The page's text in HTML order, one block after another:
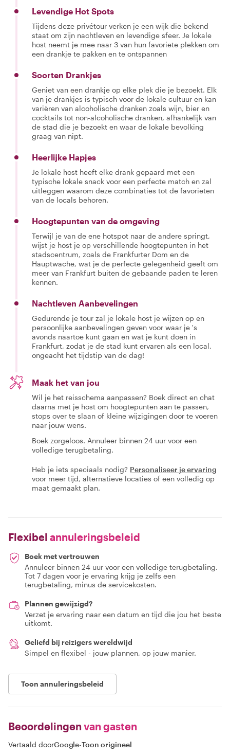
Levendige Hot Spots
Tijdens deze privétour verken je een wijk die bekend
staat om zijn nachtleven en levendige sfeer. Je lokale
host neemt je mee naar 3 van hun favoriete plekken om
een drankje te pakken en te ontspannen
Soorten Drankjes
Geniet van een drankje op elke plek die je bezoekt. Elk
van je drankjes is typisch voor de lokale cultuur en kan
variëren van alcoholische dranken zoals wijn, bier en
cocktails tot non-alcoholische dranken, afhankelijk van
de stad die je bezoekt en waar de lokale bevolking
graag van nipt.
Heerlijke Hapjes
Je lokale host heeft elke drank gepaard met een
typische lokale snack voor een perfecte match en zal
uitleggen waarom deze combinaties tot de favorieten
van de locals behoren.
Hoogtepunten van de omgeving
Terwijl je van de ene hotspot naar de andere springt,
wijst je host je op verschillende hoogtepunten in het
stadscentrum, zoals de Frankfurter Dom en de
Hauptwache, wat je de perfecte gelegenheid geeft om
meer van Frankfurt buiten de gebaande paden te leren
kennen.
Nachtleven Aanbevelingen
Gedurende je tour zal je lokale host je wijzen op en
persoonlijke aanbevelingen geven voor waar je 's
avonds naartoe kunt gaan en wat je kunt doen in
Frankfurt, zodat je de stad kunt ervaren als een local,
ongeacht het tijdstip van de dag!
Maak het van jou
Wil je het reisschema aanpassen? Boek direct en chat
daarna met je host om hoogtepunten aan te passen,
stops over te slaan of kleine wijzigingen door te voeren
naar jouw wens.
Boek zorgeloos. Annuleer binnen 24 uur voor een
volledige terugbetaling.
Heb je iets speciaals nodig? Personaliseer je ervaring
voor meer tijd, alternatieve locaties of een volledig op
maat gemaakt plan.
Flexibel annuleringsbeleid
Boek met vertrouwen
Annuleer binnen 24 uur voor een volledige terugbetaling.
Tot 7 dagen voor je ervaring krijg je zelfs een
terugbetaling, minus de servicekosten.
Plannen gewijzigd?
Verzet je ervaring naar een datum en tijd die jou het beste
uitkomt.
Geliefd bij reizigers wereldwijd
Simpel en flexibel - jouw plannen, op jouw manier.
Toon annuleringsbeleid
Beoordelingen van gasten
Vertaald doorGoogle-Toon origineel